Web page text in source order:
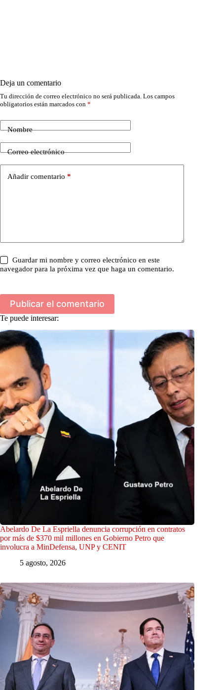
Deja un comentario
Tu dirección de correo electrónico no será publicada. Los campos
obligatorios están marcados con *
Nombre
Correo electrónico
Añadir comentario *
Guardar mi nombre y correo electrónico en este
navegador para la próxima vez que haga un comentario.
Publicar el comentario
Te puede interesar:
Abelardo De La Espriella denuncia corrupción en contratos
por más de $370 mil millones en Gobierno Petro que
involucra a MinDefensa, UNP y CENIT
5 agosto, 2026